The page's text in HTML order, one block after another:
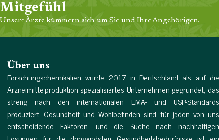
Mitgefühl
Unsere Ärzte kümmern sich um Sie und Ihre Angehörigen.
Über uns
Forschungschemikalien wurde 2017 in Deutschland als auf die
Arzneimittelproduktion spezialisiertes Unternehmen gegründet, das
streng nach den internationalen EMA- und USP-Standards
produziert. Gesundheit und Wohlbefinden sind für jeden von uns
entscheidende Faktoren, und die Suche nach nachhaltigen